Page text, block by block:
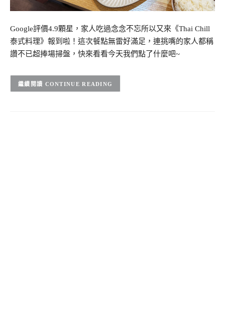
Google評價4.9顆星，家人吃過念念不忘所以又來《Thai Chill
泰式料理》報到啦！這次餐點無雷好滿足，連挑嘴的家人都稱
讚不已超捧場掃盤，快來看看今天我們點了什麼吧~
CONTINUE READING